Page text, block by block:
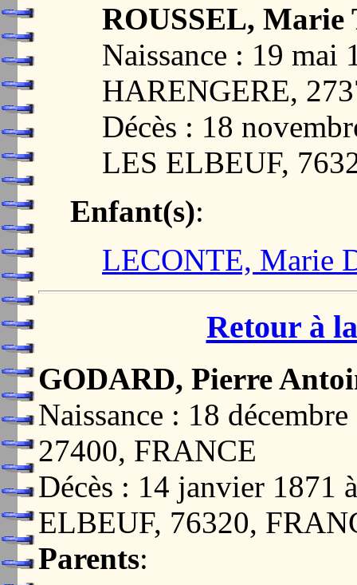
ROUSSEL, Marie
Naissance : 19 mai
HARENGERE,
Décès : 18
LES ELBEUF,
Enfant(s):
LECONTE, Marie
Retour à
GODARD, Pierre
Naissance : 18
27400, FRANCE
Décès : 14 janvier 1871
ELBEUF, 76320,
Parents: